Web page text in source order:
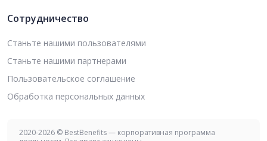
Сотрудничество
Станьте нашими пользователями
Станьте нашими партнерами
Пользовательское соглашение
Обработка персональных данных
2020-2026 © BestBenefits — корпоративная программа